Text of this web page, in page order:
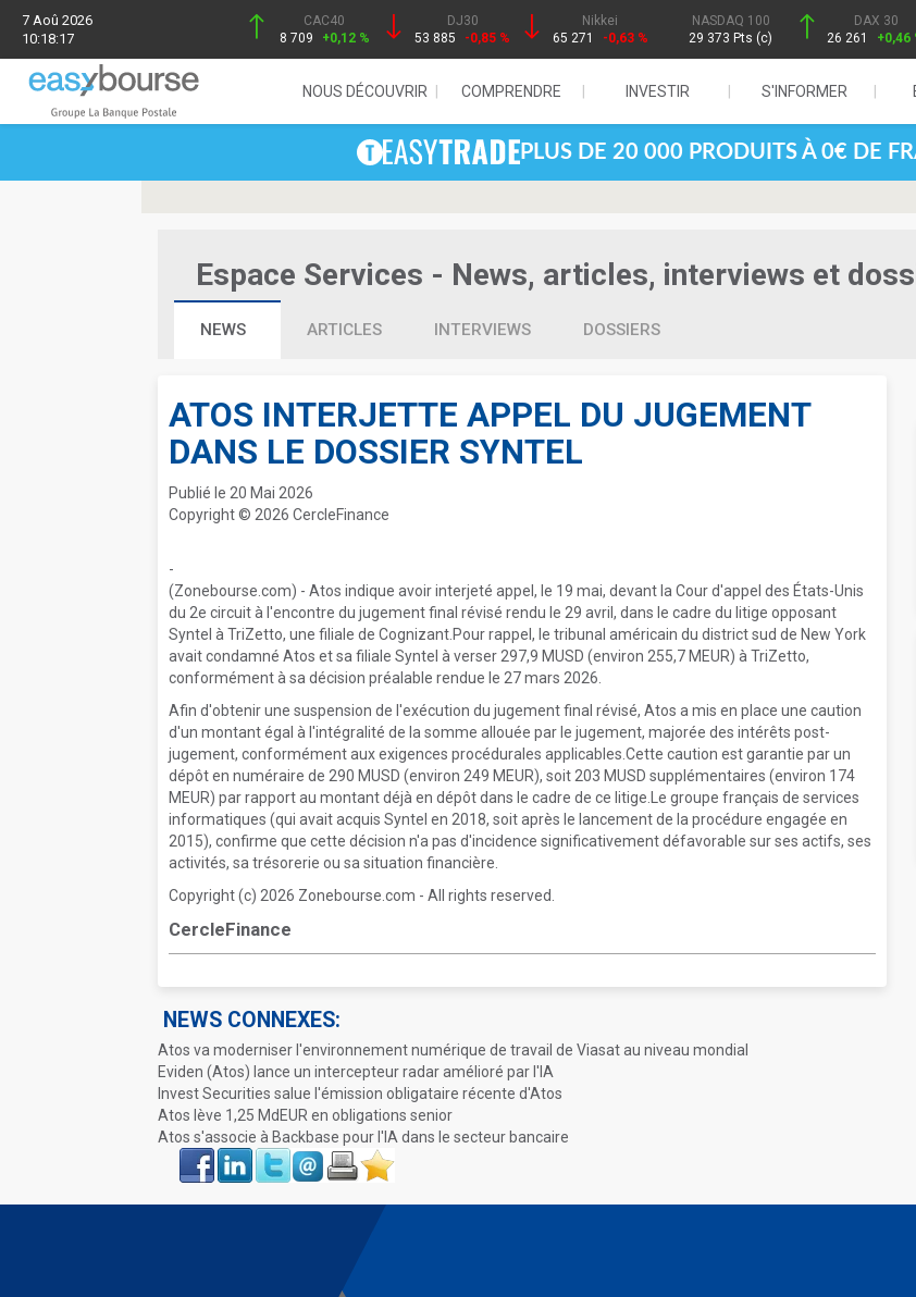
7 Aoû 2026
10:18:17
CAC40
8 709
+0,12 %
DJ30
53 885
-0,85 %
Nikkei
65 271
-0,63 %
NASDAQ 100
29 373 Pts (c)
DAX 30
26 261
+0,46
NOUS DÉCOUVRIR COMPRENDRE INVESTIR S'INFORMER
PLUS DE 20 000 PRODUITS À 0€ DE
Espace Services - News, articles, interviews et
NEWS ARTICLES INTERVIEWS DOSSIERS
ATOS INTERJETTE APPEL DU JUGEMENT
DANS LE DOSSIER SYNTEL
Publié le 20 Mai 2026
Copyright © 2026 CercleFinance
-
(Zonebourse.com) - Atos indique avoir interjeté appel, le 19 mai, devant la Cour d'appel des États-Unis
du 2e circuit à l'encontre du jugement final révisé rendu le 29 avril, dans le cadre du litige opposant
Syntel à TriZetto, une filiale de Cognizant.Pour rappel, le tribunal américain du district sud de New York
avait condamné Atos et sa filiale Syntel à verser 297,9 MUSD (environ 255,7 MEUR) à TriZetto,
conformément à sa décision préalable rendue le 27 mars 2026.
Afin d'obtenir une suspension de l'exécution du jugement final révisé, Atos a mis en place une caution
d'un montant égal à l'intégralité de la somme allouée par le jugement, majorée des intérêts post-
jugement, conformément aux exigences procédurales applicables.Cette caution est garantie par un
dépôt en numéraire de 290 MUSD (environ 249 MEUR), soit 203 MUSD supplémentaires (environ 174
MEUR) par rapport au montant déjà en dépôt dans le cadre de ce litige.Le groupe français de services
informatiques (qui avait acquis Syntel en 2018, soit après le lancement de la procédure engagée en
2015), confirme que cette décision n'a pas d'incidence significativement défavorable sur ses actifs, ses
activités, sa trésorerie ou sa situation financière.
Copyright (c) 2026 Zonebourse.com - All rights reserved.
CercleFinance
NEWS CONNEXES:
Atos va moderniser l'environnement numérique de travail de Viasat au niveau mondial
Eviden (Atos) lance un intercepteur radar amélioré par l'IA
Invest Securities salue l'émission obligataire récente d'Atos
Atos lève 1,25 MdEUR en obligations senior
Atos s'associe à Backbase pour l'IA dans le secteur bancaire
Face
book
LinkIn Twitter Envoyer ImprimerFavoris